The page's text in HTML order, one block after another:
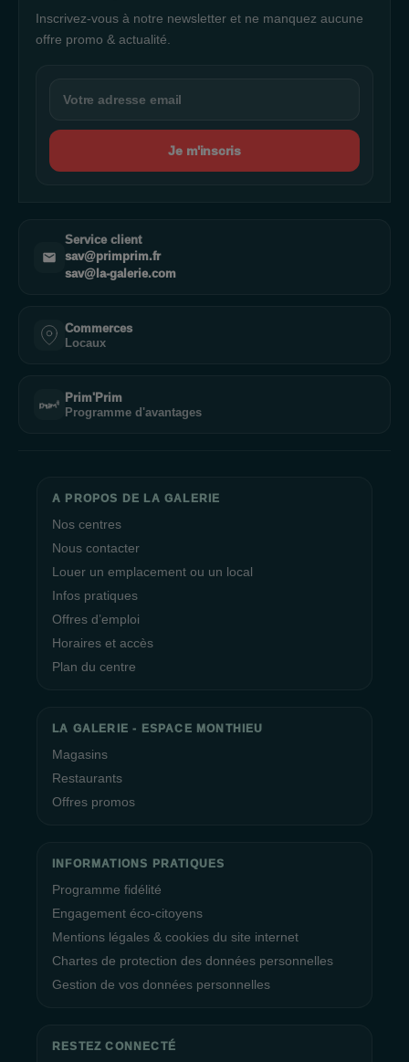
Inscrivez-vous à notre newsletter et ne manquez aucune
offre promo & actualité.
Je m'inscris
Service client
sav@primprim.fr
sav@la-galerie.com
Commerces
Locaux
Prim'Prim
Programme d'avantages
A PROPOS DE LA GALERIE
Nos centres
Nous contacter
Louer un emplacement ou un local
Infos pratiques
Offres d’emploi
Horaires et accès
Plan du centre
LA GALERIE - ESPACE MONTHIEU
Magasins
Restaurants
Offres promos
INFORMATIONS PRATIQUES
Programme fidélité
Engagement éco-citoyens
Mentions légales & cookies du site internet
Chartes de protection des données personnelles
Gestion de vos données personnelles
RESTEZ CONNECTÉ